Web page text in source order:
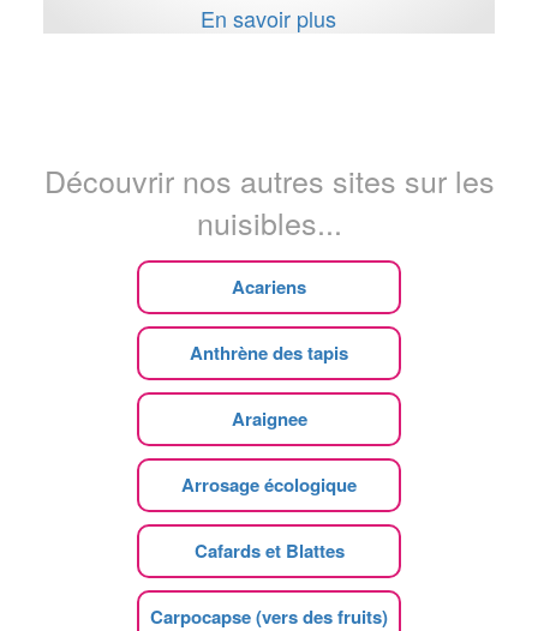
En savoir plus
Découvrir nos autres sites sur les
nuisibles...
Acariens
Anthrène des tapis
Araignee
Arrosage écologique
Cafards et Blattes
Carpocapse (vers des fruits)